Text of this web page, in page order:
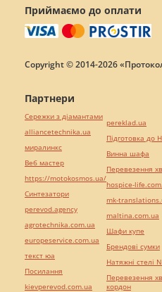
Приймаємо до оплати
Copyright © 2014-2026
Партнери
Сережки з діамантами
alliancetechnika.ua
миралинкс
Веб мастер
https://motokosmos.ua/
Синтезатори
perevod.agency
agrotechnika.com.ua
europeservice.com.ua
текст юа
Посилання
kievperevod.com.ua
pereklad.ua
Підготовка до
Винна шафа
Перевезення
hospice-
mk-
maltina.com.ua
Шафи купе
Брендові сумки
Натяжні стелі
Перевезення
кордон